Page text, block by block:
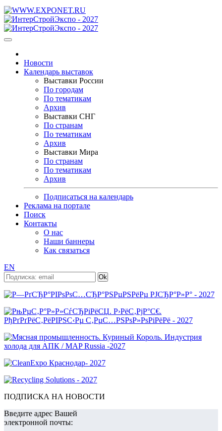
Новости
Календарь выставок
Выставки России
По городам
По тематикам
Архив
Выставки СНГ
По странам
По тематикам
Архив
Выставки Мира
По странам
По тематикам
Архив
Подписаться на календарь
Реклама на портале
Поиск
Контакты
О нас
Наши баннеры
Как связаться
EN
ПОДПИСКА НА НОВОСТИ
Введите адрес Вашей
электронной почты: